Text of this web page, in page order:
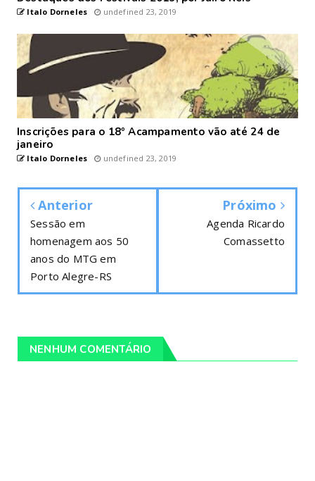
Italo Dorneles undefined 23, 2019
Inscrições para o 18º Acampamento vão até 24 de
janeiro
Italo Dorneles undefined 23, 2019
Anterior
Sessão em
homenagem aos 50
anos do MTG em
Porto Alegre-RS
Próximo
Agenda Ricardo
Comassetto
NENHUM COMENTÁRIO